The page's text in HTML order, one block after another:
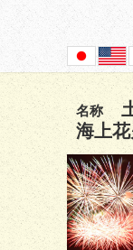
名称
海上